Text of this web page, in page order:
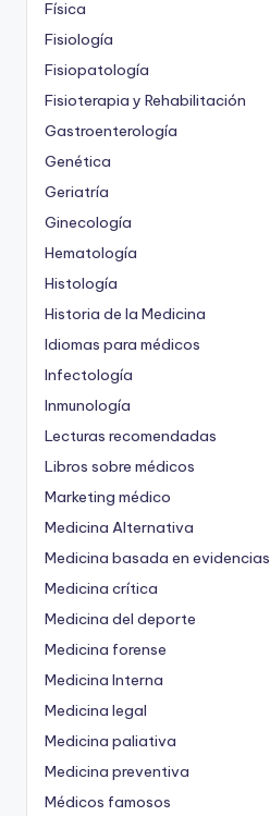
Física
Fisiología
Fisiopatología
Fisioterapia y Rehabilitación
Gastroenterología
Genética
Geriatría
Ginecología
Hematología
Histología
Historia de la Medicina
Idiomas para médicos
Infectología
Inmunología
Lecturas recomendadas
Libros sobre médicos
Marketing médico
Medicina Alternativa
Medicina basada en evidencias
Medicina crítica
Medicina del deporte
Medicina forense
Medicina Interna
Medicina legal
Medicina paliativa
Medicina preventiva
Médicos famosos